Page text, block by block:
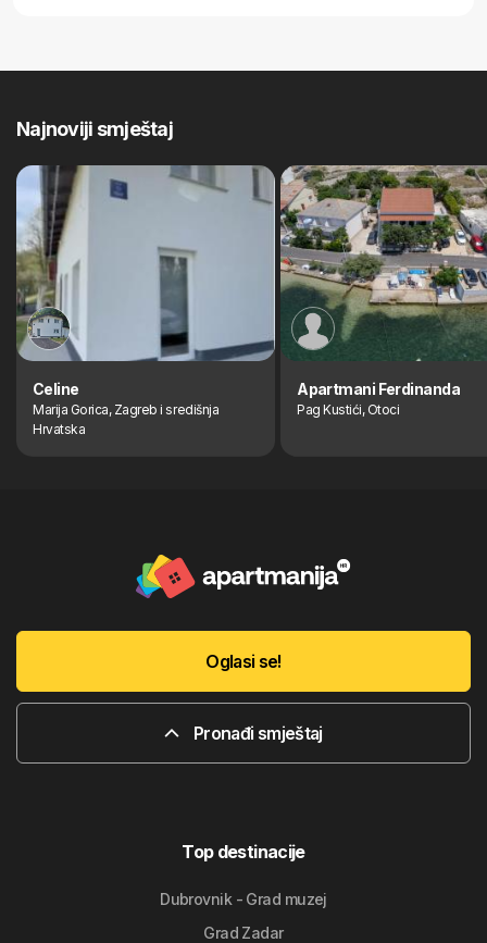
Najnoviji smještaj
Celine
Marija Gorica, Zagreb i središnja
Hrvatska
Apartmani Ferdinanda
Pag Kustići, Otoci
Oglasi se!
Pronađi smještaj
Top destinacije
Dubrovnik - Grad muzej
Grad Zadar